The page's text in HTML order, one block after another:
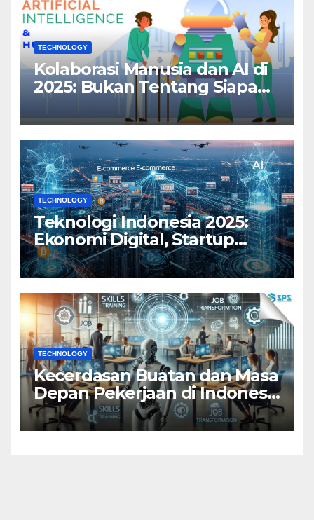
TECHNOLOGY
Kolaborasi Manusia dan AI di
2025: Bukan Tentang Siapa
yang Menang, Tapi Siapa
yang Beradaptasi
TECHNOLOGY
Teknologi Indonesia 2025:
Ekonomi Digital, Startup
Lokal, dan Inklusi Teknologi
TECHNOLOGY
Kecerdasan Buatan dan Masa
Depan Pekerjaan di Indonesia
2025